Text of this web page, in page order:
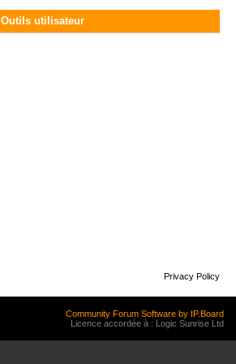
Outils utilisateur
Privacy Policy
Community Forum Software by IP.Board
Licence accordée à : Logic Sunrise Ltd